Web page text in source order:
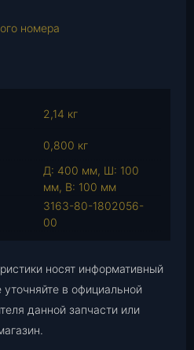
номера
2,14 кг
0,800 кг
Д: 400 мм, Ш: 100
мм, В: 100 мм
3163-80-1802056-
00
носят информативный
в официальной
данной запчасти или